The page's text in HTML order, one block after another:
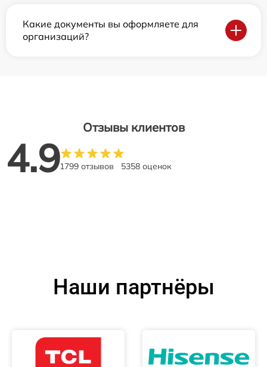
Какие документы вы оформляете для
организаций?
Отзывы клиентов
4.91799 отзывов 5358 оценок
Наши партнёры